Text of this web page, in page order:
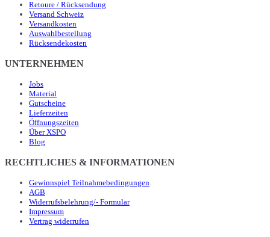
Retoure / Rücksendung
Versand Schweiz
Versandkosten
Auswahlbestellung
Rücksendekosten
UNTERNEHMEN
Jobs
Material
Gutscheine
Lieferzeiten
Öffnungszeiten
Über XSPO
Blog
RECHTLICHES & INFORMATIONEN
Gewinnspiel Teilnahmebedingungen
AGB
Widerrufsbelehrung/- Formular
Impressum
Vertrag widerrufen